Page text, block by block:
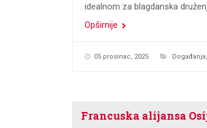
idealnom za blagdanska
Opširnije
05 prosinac, 2025 Događanja,
Francuska alijansa